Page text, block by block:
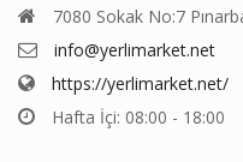
7080 Sokak No:7
info@yerlimarket.net
https://yerlimarket.net/
Hafta İçi: 08:00 - 18:00